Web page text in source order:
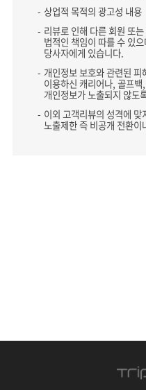
상업적 목적의 광고성 내용
리뷰로 인해 다른 회원 또
법적인 책임이 따를 수 있
당사자에게 있습니다.
개인정보 보호와 관련된
이용하신 캐리어나, 골프
개인정보가 노출되지 않도
이외 고객리뷰의 성격에
노출제한 즉 비공개 전환이